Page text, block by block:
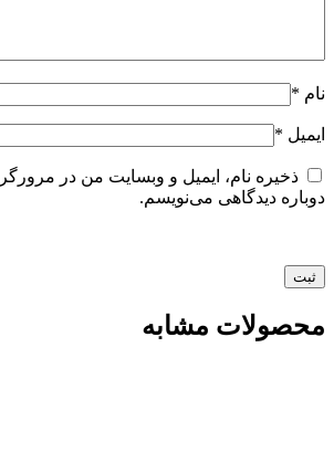
نام *
ایمیل *
ذخیره نام، ایمیل و وبسایت من در
دوباره دیدگاهی می‌نویسم.
محصولات مشابه